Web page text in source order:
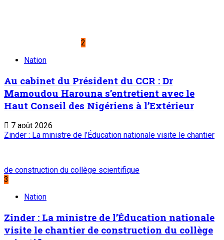
2
Nation
Au cabinet du Président du CCR : Dr
Mamoudou Harouna s’entretient avec le
Haut Conseil des Nigériens à l’Extérieur
7 août 2026
Zinder : La ministre de l’Éducation nationale visite le chantier
de construction du collège scientifique
3
Nation
Zinder : La ministre de l’Éducation nationale
visite le chantier de construction du collège